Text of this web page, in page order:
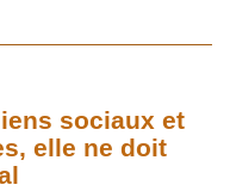
sociaux et
elle ne doit